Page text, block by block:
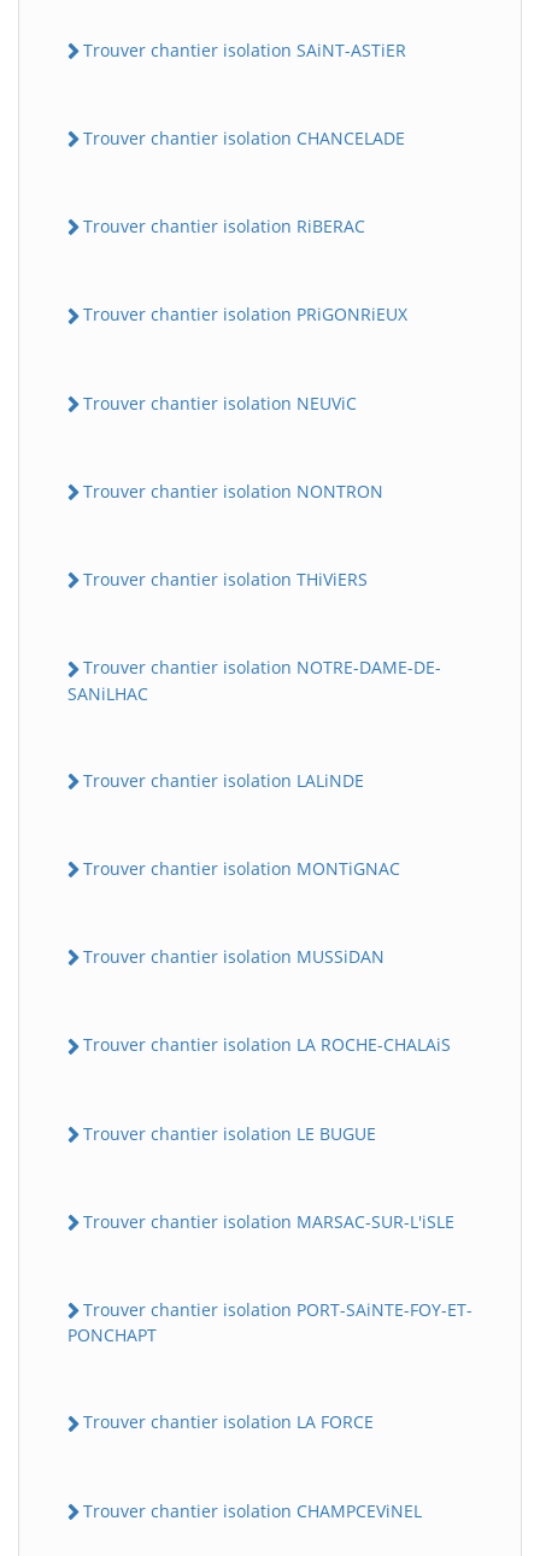
Trouver chantier isolation SAiNT-ASTiER
Trouver chantier isolation CHANCELADE
Trouver chantier isolation RiBERAC
Trouver chantier isolation PRiGONRiEUX
Trouver chantier isolation NEUViC
Trouver chantier isolation NONTRON
Trouver chantier isolation THiViERS
Trouver chantier isolation NOTRE-DAME-DE-
SANiLHAC
Trouver chantier isolation LALiNDE
Trouver chantier isolation MONTiGNAC
Trouver chantier isolation MUSSiDAN
Trouver chantier isolation LA ROCHE-CHALAiS
Trouver chantier isolation LE BUGUE
Trouver chantier isolation MARSAC-SUR-L'iSLE
Trouver chantier isolation PORT-SAiNTE-FOY-ET-
PONCHAPT
Trouver chantier isolation LA FORCE
Trouver chantier isolation CHAMPCEViNEL